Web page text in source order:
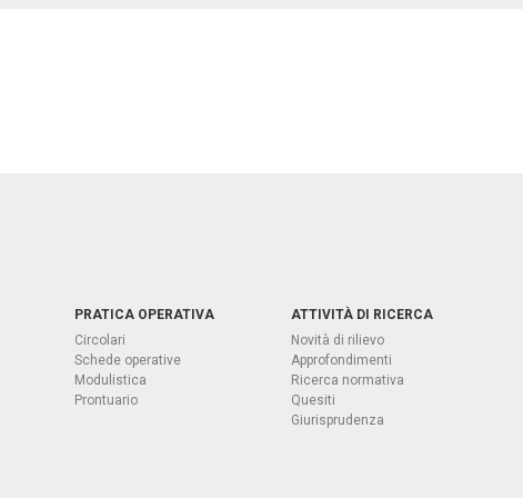
PRATICA OPERATIVA
Circolari
Schede operative
Modulistica
Prontuario
ATTIVITÀ DI RICERCA
Novità di rilievo
Approfondimenti
Ricerca normativa
Quesiti
Giurisprudenza